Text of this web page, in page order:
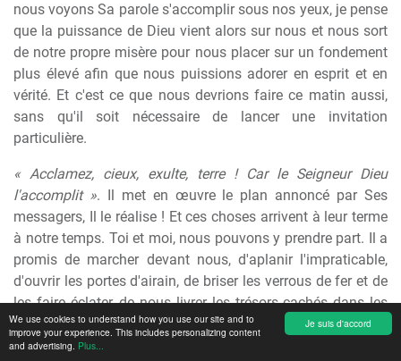
Je suis d'accord
We use cookies to understand how you use our site and to
improve your experience. This includes personalizing content
and advertising. Plus...
nous voyons Sa parole s'accomplir sous nos yeux, je pense
que la puissance de Dieu vient alors sur nous et nous sort
de notre propre misère pour nous placer sur un fondement
plus élevé afin que nous puissions adorer en esprit et en
vérité. Et c'est ce que nous devrions faire ce matin aussi,
sans qu'il soit nécessaire de lancer une invitation
particulière.
« Acclamez, cieux, exulte, terre ! Car le Seigneur Dieu
l'accomplit ». Il met en œuvre le plan annoncé par Ses
messagers, Il le réalise ! Et ces choses arrivent à leur terme
à notre temps. Toi et moi, nous pouvons y prendre part. Il a
promis de marcher devant nous, d'aplanir l'impraticable,
d'ouvrir les portes d'airain, de briser les verrous de fer et de
les faire éclater, de nous livrer les trésors cachés dans les
ténèbres et les objets précieux bien dissimulés afin que
nous sachions qu'Il nous a aimés, toi et moi, et qu'Il nous a